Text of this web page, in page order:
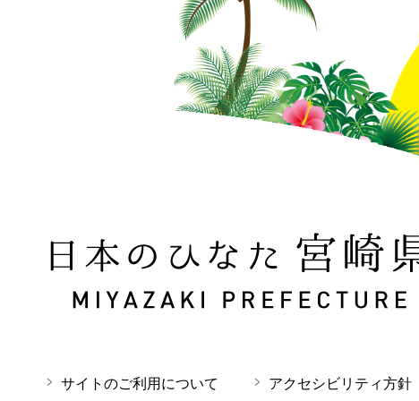
日本のひなた 宮崎県 MIYAZAKI PREFECTURE
サイトのご利用について アクセシビリティ方針